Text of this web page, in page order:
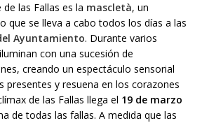
las Fallas es la mascletà, un
que se lleva a cabo todos los días a las
Ayuntamiento. Durante varios
con una sucesión de
creando un espectáculo sensorial
presentes y resuena en los corazones
de las Fallas llega el 19 de marzo
de todas las fallas. A medida que las